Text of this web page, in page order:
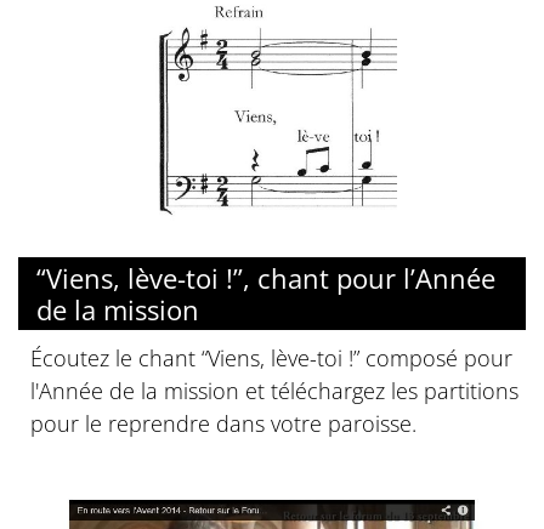
“Viens, lève-toi !”, chant pour l’Année
de la mission
Écoutez le chant “Viens, lève-toi !” composé pour
l'Année de la mission et téléchargez les partitions
pour le reprendre dans votre paroisse.